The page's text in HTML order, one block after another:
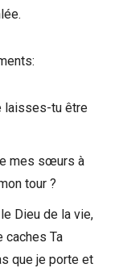
laisses-tu être
mes sœurs à
tour ?
Dieu de la vie,
caches Ta
que je porte et